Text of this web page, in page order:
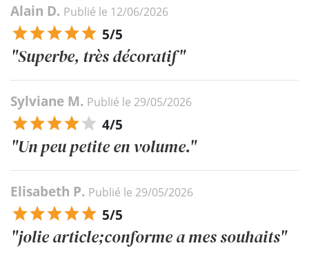
Alain D. Publié le 12/06/2026
5/5
"Superbe, très décoratif"
Sylviane M. Publié le 29/05/2026
4/5
"Un peu petite en volume."
Elisabeth P. Publié le 29/05/2026
5/5
"jolie article;conforme a mes souhaits"